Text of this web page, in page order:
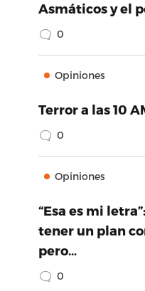
Asmáticos y el
0
Opiniones
Terror a las 10
0
Opiniones
“Esa es mi
tener un plan
pero…
0